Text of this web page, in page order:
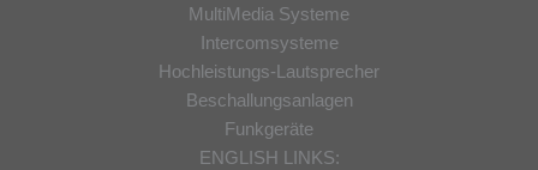
MultiMedia Systeme
Intercomsysteme
Hochleistungs-Lautsprecher
Beschallungsanlagen
Funkgeräte
ENGLISH LINKS: